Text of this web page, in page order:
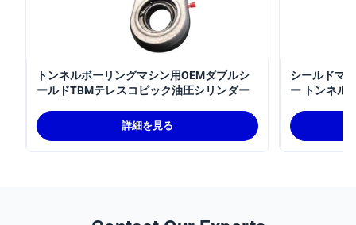
トンネルボーリングマシン用OEMダブルシ
ールドTBMテレスコピック油圧シリンダー
詳細を見る
シールドマ
ー トンネル